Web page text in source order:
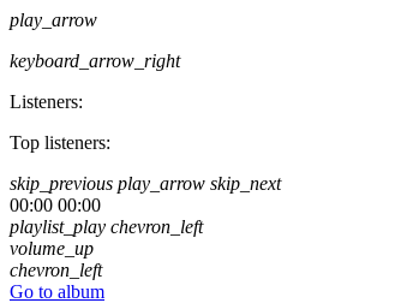
play_arrow
keyboard_arrow_right
Listeners:
Top listeners:
skip_previous play_arrow skip_next
00:00 00:00
playlist_play chevron_left
volume_up
chevron_left
Go to album